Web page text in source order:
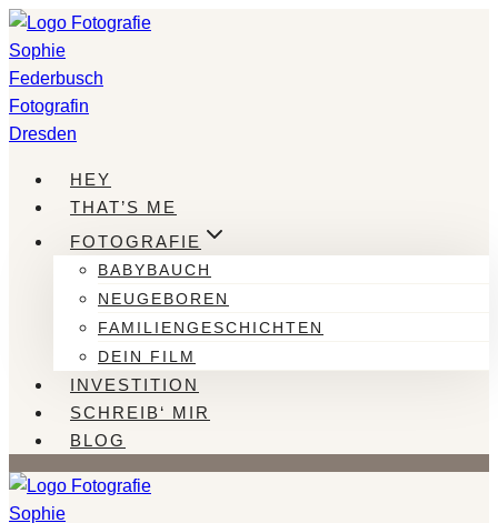
Zum
Inhalt
springen
HEY
THAT’S ME
FOTOGRAFIE
BABYBAUCH
NEUGEBOREN
FAMILIENGESCHICHTEN
DEIN FILM
INVESTITION
SCHREIB‘ MIR
BLOG